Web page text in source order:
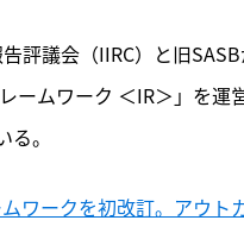
評議会（IIRC）と旧
ームワーク ＜IR＞」を
。
ワークを初改訂。アウ